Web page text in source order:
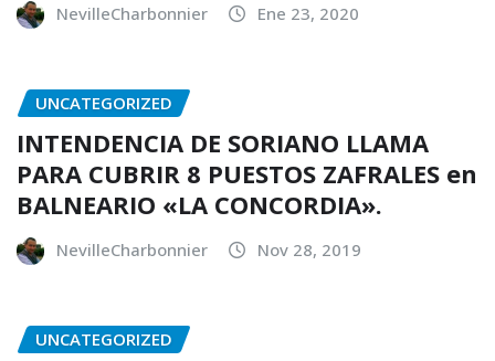
NevilleCharbonnier Ene 23, 2020
UNCATEGORIZED
INTENDENCIA DE SORIANO LLAMA
PARA CUBRIR 8 PUESTOS ZAFRALES en
BALNEARIO «LA CONCORDIA».
NevilleCharbonnier Nov 28, 2019
UNCATEGORIZED